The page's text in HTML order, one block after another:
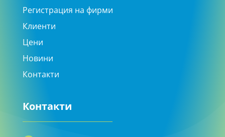
Регистрация на фирми
Клиенти
Цени
Новини
Контакти
Контакти